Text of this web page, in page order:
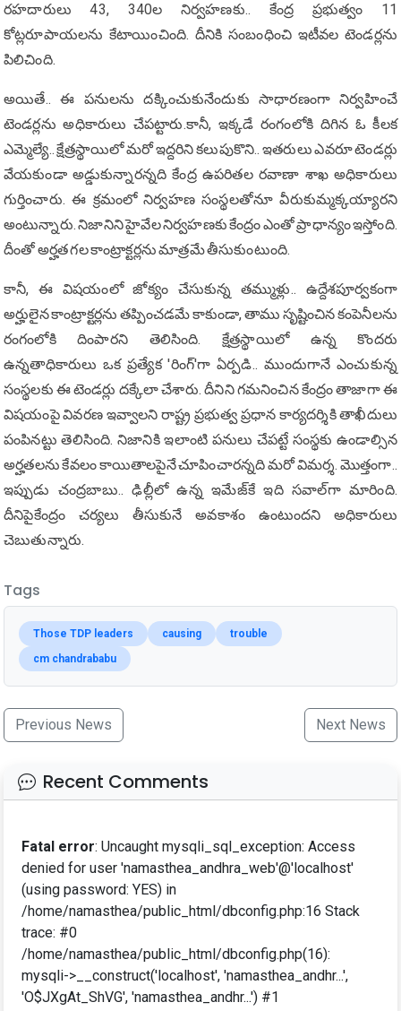
ర‌హ‌దారులు 43, 340ల నిర్వ‌హ‌ణ‌కు.. కేంద్ర ప్ర‌భుత్వం 11
కోట్ల‌రూపాయ‌ల‌ను కేటాయించింది. దీనికి సంబంధించి ఇటీవ‌ల టెండ‌ర్ల‌ను
పిలిచింది.
అయితే.. ఈ ప‌నుల‌ను ద‌క్కించుకునేందుకు సాధార‌ణంగా నిర్వ‌హించే
టెండ‌ర్ల‌ను అధికారులు చేప‌ట్టారు.కానీ, ఇక్క‌డే రంగంలోకి దిగిన ఓ కీల‌క
ఎమ్మెల్యే.. క్షేత్ర‌స్థాయిలో మ‌రో ఇద్ద‌రిని క‌లుపుకొని.. ఇత‌రులు ఎవ‌రూ టెండ‌ర్లు
వేయ‌కుండా అడ్డుకున్నార‌న్న‌ది కేంద్ర ఉప‌రిత‌ల ర‌వాణా శాఖ అధికారులు
గుర్తించారు. ఈ క్ర‌మంలో నిర్వ‌హ‌ణ సంస్థ‌ల‌తోనూ వీరుకుమ్మ‌క్క‌య్యార‌ని
అంటున్నారు. నిజానిని హైవేల నిర్వ‌హ‌ణ‌కు కేంద్రం ఎంతో ప్రాధాన్యం ఇస్తోంది.
దీంతో అర్హత గల కాంట్రాక్టర్లను మాత్ర‌మే తీసుకుంటుంది.
కానీ, ఈ విష‌యంలో జోక్యం చేసుకున్న త‌మ్ముళ్లు.. ఉద్దేశపూర్వకంగా
అర్హులైన కాంట్రాక్ట‌ర్ల‌ను తప్పించడమే కాకుండా, తాము సృష్టించిన కంపెనీల‌ను
రంగంలోకి దింపార‌ని తెలిసింది. క్షేత్రస్థాయిలో ఉన్న కొందరు
ఉన్నతాధికారులు ఒక ప్రత్యేక 'రింగ్'గా ఏర్పడి.. ముందుగానే ఎంచుకున్న
సంస్థ‌ల‌కు ఈ టెండర్లు దక్కేలా చేశారు. దీనిని గ‌మ‌నించిన కేంద్రం తాజాగా ఈ
విష‌యంపై వివ‌ర‌ణ ఇవ్వాల‌ని రాష్ట్ర ప్ర‌భుత్వ ప్ర‌ధాన కార్య‌ద‌ర్శికి తాఖీదులు
పంపిన‌ట్టు తెలిసింది. నిజానికి ఇలాంటి ప‌నులు చేప‌ట్టే సంస్థ‌కు ఉండాల్సిన
అర్హ‌త‌ల‌ను కేవ‌లం కాయితాల‌పైనే చూపించార‌న్న‌ది మ‌రో విమ‌ర్శ‌. మొత్తంగా..
ఇప్పుడు చంద్ర‌బాబు.. ఢిల్లీలో ఉన్న ఇమేజ్‌కే ఇది స‌వాల్‌గా మారింది.
దీనిపైకేంద్రం చ‌ర్య‌లు తీసుకునే అవ‌కాశం ఉంటుంద‌ని అధికారులు
చెబుతున్నారు.
Tags
Those TDP leaders causing
trouble
cm chandrababu
Previous News Next News
Recent Comments
Fatal error: Uncaught mysqli_sql_exception: Access
denied for user 'namasthea_andhra_web'@'localhost'
(using password: YES) in
/home/namasthea/public_html/dbconfig.php:16 Stack
trace: #0
/home/namasthea/public_html/dbconfig.php(16):
mysqli->__construct('localhost', 'namasthea_andhr...',
'O$JXgAt_ShVG', 'namasthea_andhr...') #1